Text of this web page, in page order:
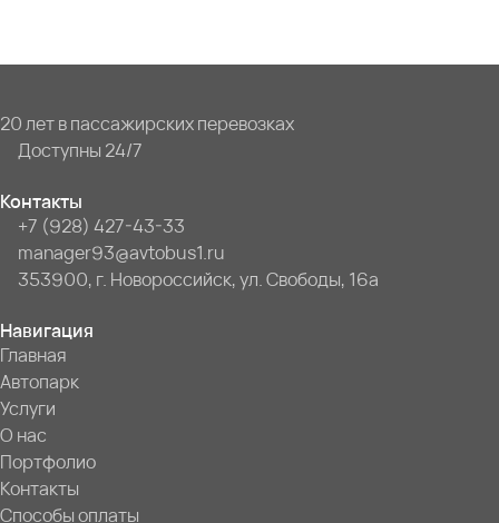
20 лет в пассажирских перевозках
Доступны 24/7
Контакты
+7 (928) 427-43-33
manager93@avtobus1.ru
353900, г. Новороссийск, ул. Свободы, 16а
Навигация
Главная
Автопарк
Услуги
О нас
Портфолио
Контакты
Способы оплаты